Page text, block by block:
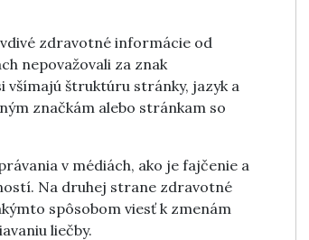
zdravotné informácie od
nepovažovali za znak
štruktúru stránky, jazyk a
značkám alebo stránkam so
v médiách, ako je fajčenie a
Na druhej strane zdravotné
spôsobom viesť k zmenám
liečby.